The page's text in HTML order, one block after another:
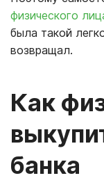
физического
была такой
возвращал.
Как
банка